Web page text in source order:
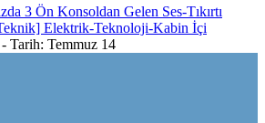
3 Ön Konsoldan Gelen Ses-Tıkırtı
Elektrik-Teknoloji-Kabin İçi
- Tarih: Temmuz 14